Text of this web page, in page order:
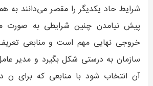
شرایط حاد یکدیگر را مقصر می‌دانند به
پیش نیامدن چنین شرایطی به صورت
خروجی نهایی مهم است و منابعی
سازمان به درستی شکل بگیرد و مدیر
آن انتخاب شود با منابعی که برای ن